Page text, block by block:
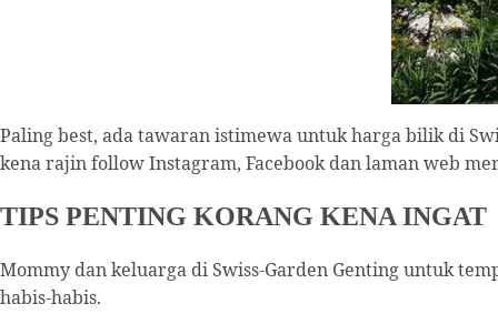
Paling best, ada tawaran istimewa untuk harga bilik di
kena rajin follow Instagram, Facebook dan laman web
TIPS PENTING KORANG KENA INGAT
Mommy dan keluarga di Swiss-Garden Genting untuk
habis-habis.